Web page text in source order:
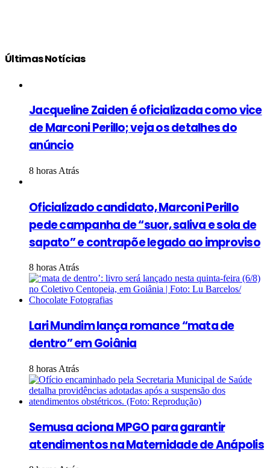
Últimas Notícias
Jacqueline Zaiden é oficializada como vice
de Marconi Perillo; veja os detalhes do
anúncio
8 horas Atrás
Oficializado candidato, Marconi Perillo
pede campanha de “suor, saliva e sola de
sapato” e contrapõe legado ao improviso
8 horas Atrás
Lari Mundim lança romance “mata de
dentro” em Goiânia
8 horas Atrás
Semusa aciona MPGO para garantir
atendimentos na Maternidade de Anápolis